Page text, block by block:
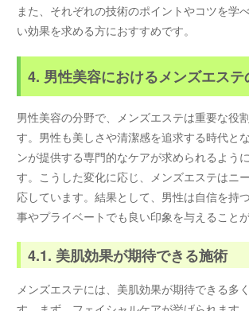
また、それぞれの技術のポイントやコツを学
い効果を求める方におすすめです。
4. 男性美容におけるメンズエステ
男性美容の分野で、メンズエステは重要な役
す。男性も美しさや清潔感を追求する時代と
ンが提供する専門的なケアが求められるよう
す。こうした変化に応じ、メンズエステはニ
応しています。結果として、男性は自信を持
事やプライベートでも良い印象を与えることが
4.1. 美肌効果が期待できる施術
メンズエステには、美肌効果が期待できる多